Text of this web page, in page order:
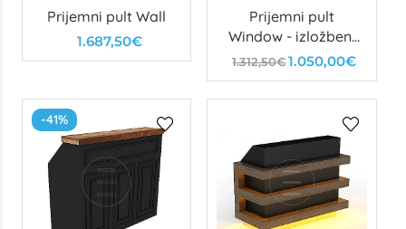
Prijemni pult Wall
1.687,50€
Prijemni pult
Window - izložbeni
primjerak
1.312,50€1.050,00€
-41%